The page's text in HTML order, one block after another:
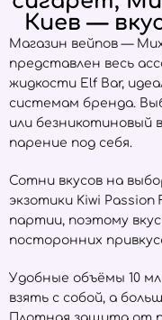
Киев —
Магазин вейпов —
представлен весь
жидкости Elf Bar,
системам бренда.
или
парение под себя.
Сотни вкусов на
экзотики Kiwi
партии, поэтому
посторонних
Удобные объёмы 10
взять с собой, а